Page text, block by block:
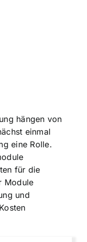
hängen von
einmal
eine Rolle.
für die
Module
und